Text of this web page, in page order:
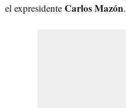
el expresidente Carlos Mazón.